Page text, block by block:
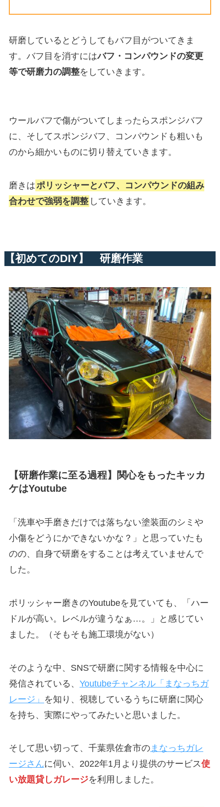
研磨しているとどうしてもバフ目がついてきま
す。バフ目を消すにはバフ・コンパウンドの変更
等で研磨力の調整をしていきます。
ウールバフで傷がついてしまったらスポンジバフ
に、そしてスポンジバフ、コンパウンドも粗いも
のから細かいものに切り替えていきます。
磨きはポリッシャーとバフ、コンパウンドの組み
合わせで強弱を調整 していきます。
【初めてのDIY】 研磨作業
【研磨作業に至る過程】関心をもったキッカ
ケはYoutube
「洗車や手磨きだけでは落ちない塗装面のシミや
小傷をどうにかできないかな？」と思っていたも
のの、自身で研磨をすることは考えていませんで
した。
ポリッシャー磨きのYoutubeを見ていても、「ハー
ドルが高い。レベルが違うなぁ…。」と感じてい
ました。（そもそも施工環境がない）
そのような中、SNSで研磨に関する情報を中心に
発信されている、 Youtubeチャンネル「まなっちガ
レージ」 を知り、視聴しているうちに研磨に関心
を持ち、実際にやってみたいと思いました。
そして思い切って、千葉県佐倉市のまなっちガレ
ージさんに伺い、2022年1月より提供のサービス使
い放題貸しガレージを利用しました。